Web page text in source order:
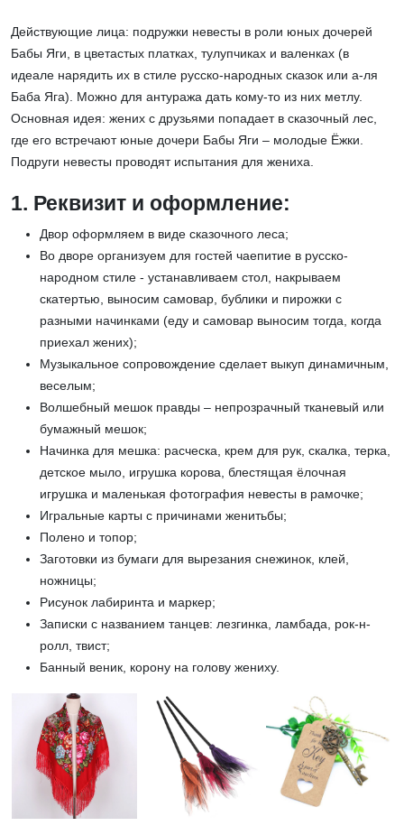
Действующие лица: подружки невесты в роли юных дочерей
Бабы Яги, в цветастых платках, тулупчиках и валенках (в
идеале нарядить их в стиле русско-народных сказок или а-ля
Баба Яга). Можно для антуража дать кому-то из них метлу.
Основная идея: жених с друзьями попадает в сказочный лес,
где его встречают юные дочери Бабы Яги – молодые Ёжки.
Подруги невесты проводят испытания для жениха.
1. Реквизит и оформление:
Двор оформляем в виде сказочного леса;
Во дворе организуем для гостей чаепитие в русско-
народном стиле - устанавливаем стол, накрываем
скатертью, выносим самовар, бублики и пирожки с
разными начинками (еду и самовар выносим тогда, когда
приехал жених);
Музыкальное сопровождение сделает выкуп динамичным,
веселым;
Волшебный мешок правды – непрозрачный тканевый или
бумажный мешок;
Начинка для мешка: расческа, крем для рук, скалка, терка,
детское мыло, игрушка корова, блестящая ёлочная
игрушка и маленькая фотография невесты в рамочке;
Игральные карты с причинами женитьбы;
Полено и топор;
Заготовки из бумаги для вырезания снежинок, клей,
ножницы;
Рисунок лабиринта и маркер;
Записки с названием танцев: лезгинка, ламбада, рок-н-
ролл, твист;
Банный веник, корону на голову жениху.